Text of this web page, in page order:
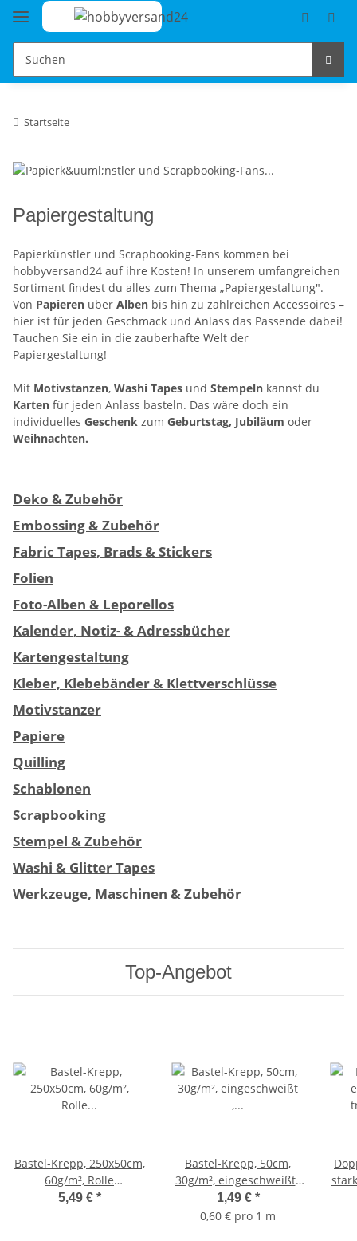
Startseite
Papiergestaltung
Papierkünstler und Scrapbooking-Fans kommen bei
hobbyversand24 auf ihre Kosten! In unserem umfangreichen
Sortiment findest du alles zum Thema „Papiergestaltung".
Von Papieren über Alben bis hin zu zahlreichen Accessoires –
hier ist für jeden Geschmack und Anlass das Passende dabei!
Tauchen Sie ein in die zauberhafte Welt der
Papiergestaltung!
Mit Motivstanzen, Washi Tapes und Stempeln kannst du
Karten für jeden Anlass basteln. Das wäre doch ein
individuelles Geschenk zum Geburtstag, Jubiläum oder
Weihnachten.
Deko & Zubehör
Embossing & Zubehör
Fabric Tapes, Brads & Stickers
Folien
Foto-Alben & Leporellos
Kalender, Notiz- & Adressbücher
Kartengestaltung
Kleber, Klebebänder & Klettverschlüsse
Motivstanzer
Papiere
Quilling
Schablonen
Scrapbooking
Stempel & Zubehör
Washi & Glitter Tapes
Werkzeuge, Maschinen & Zubehör
Top-Angebot
Bastel-Krepp, 250x50cm,
60g/m², Rolle
eingeschweißt, gold
5,49 € *
Bastel-Krepp, 50cm,
30g/m², eingeschweißt ,
Rolle 2,5m, goldgelb
1,49 € *
0,60 € pro 1 m